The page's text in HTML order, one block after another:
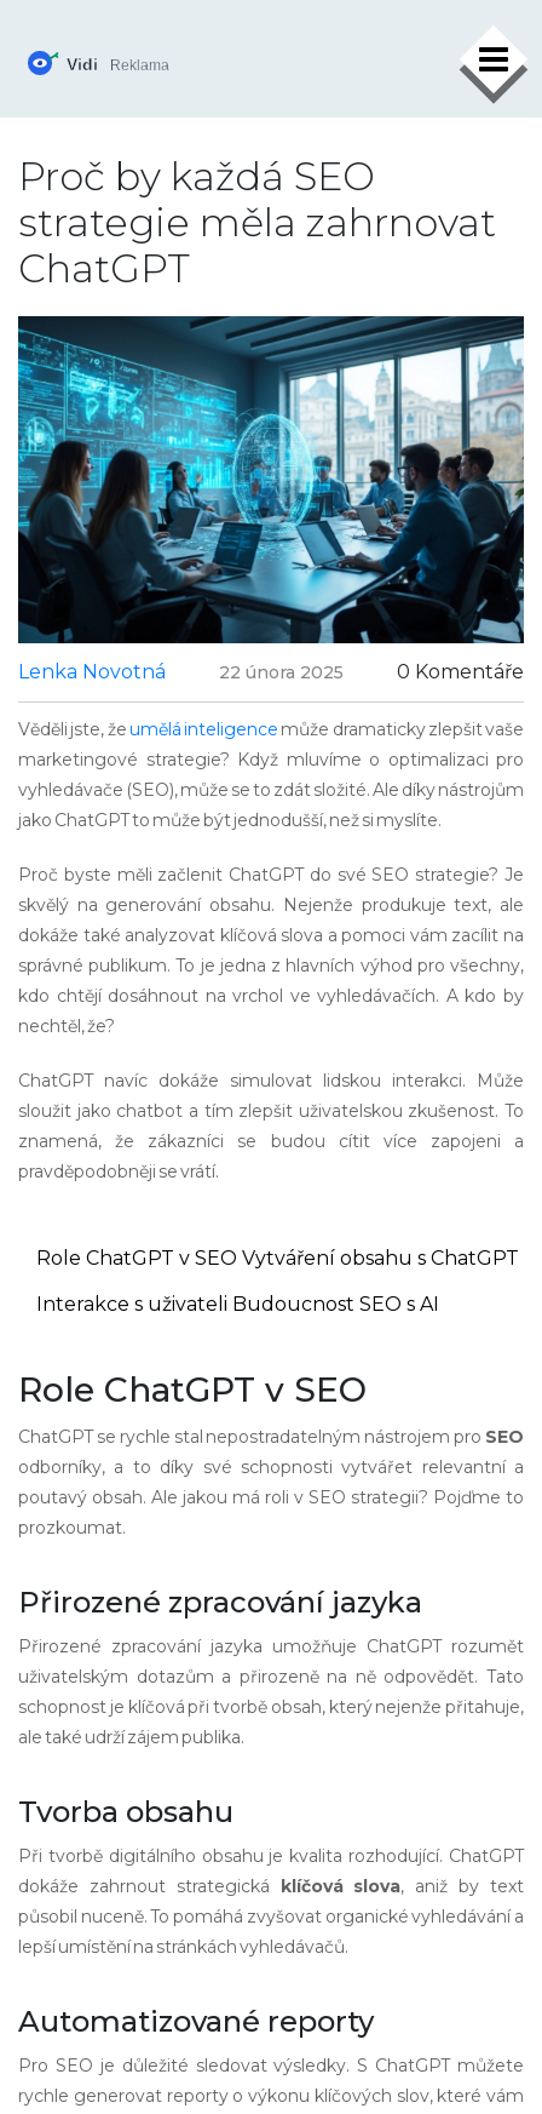
×
Proč by každá SEO
strategie měla zahrnovat
ChatGPT
Lenka Novotná 22 února 2025 0 Komentáře
Věděli jste, žeumělá inteligence může dramaticky zlepšit vaše
marketingové strategie? Když mluvíme o optimalizaci pro
vyhledávače (SEO), může se to zdát složité. Ale díky nástrojům
jako ChatGPT to může být jednodušší, než si myslíte.
Proč byste měli začlenit ChatGPT do své SEO strategie? Je
skvělý na generování obsahu. Nejenže produkuje text, ale
dokáže také analyzovat klíčová slova a pomoci vám zacílit na
správné publikum. To je jedna z hlavních výhod pro všechny,
kdo chtějí dosáhnout na vrchol ve vyhledávačích. A kdo by
nechtěl, že?
ChatGPT navíc dokáže simulovat lidskou interakci. Může
sloužit jako chatbot a tím zlepšit uživatelskou zkušenost. To
znamená, že zákazníci se budou cítit více zapojeni a
pravděpodobněji se vrátí.
Role ChatGPT v SEO Vytváření obsahu s ChatGPT
Interakce s uživateli Budoucnost SEO s AI
Role ChatGPT v SEO
ChatGPT se rychle stal nepostradatelným nástrojem pro SEO
odborníky, a to díky své schopnosti vytvářet relevantní a
poutavý obsah. Ale jakou má roli v SEO strategii? Pojďme to
prozkoumat.
Přirozené zpracování jazyka
Přirozené zpracování jazyka umožňuje ChatGPT rozumět
uživatelským dotazům a přirozeně na ně odpovědět. Tato
schopnost je klíčová při tvorbě obsah, který nejenže přitahuje,
ale také udrží zájem publika.
Tvorba obsahu
Při tvorbě digitálního obsahu je kvalita rozhodující. ChatGPT
dokáže zahrnout strategická klíčová slova, aniž by text
působil nuceně. To pomáhá zvyšovat organické vyhledávání a
lepší umístění na stránkách vyhledávačů.
Automatizované reporty
Pro SEO je důležité sledovat výsledky. S ChatGPT můžete
rychle generovat reporty o výkonu klíčových slov, které vám